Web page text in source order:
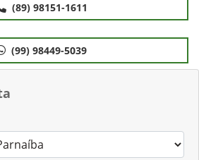
(89) 98151-1611
(99) 98449-5039